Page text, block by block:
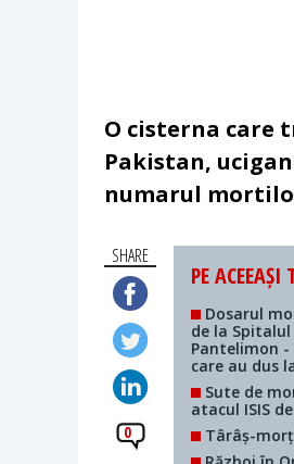
O cisterna care
Pakistan,
numarul
SHARE
0
PE ACEEAȘI
Dosarul
de la Spitalul
Pantelimon
care au dus
Sute de
atacul ISIS
Târâș-